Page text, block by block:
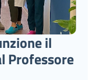
il
Professore